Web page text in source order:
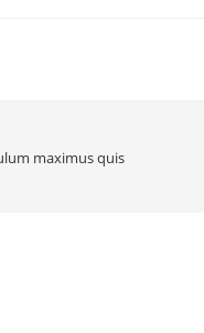
maximus quis